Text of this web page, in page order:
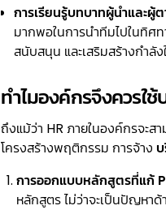
การเรียนรู้บทบาทผู้นำแล
มากพอในการนำทีมไปในทิศ
สนับสนุน และเสริมสร้างกำลั
ทำไมองค์กรจึงควร
ถึงแม้ว่า HR ภายในองค์กรจะส
โครงสร้างพฤติกรรม การจ้าง
การออกแบบหลักสูตรที่แก้
หลักสูตร ไม่ว่าจะเป็นปัญห